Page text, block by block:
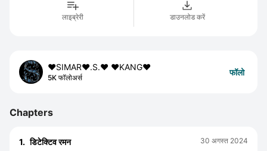
लाइब्रेरी डाउनलोड करें
❤️SIMAR❤️.S.❤️ ❤️KANG❤️
5K फॉलोअर्स
फॉलो
Chapters
1. डिटेक्टिव रमन 30 अगस्त 2024